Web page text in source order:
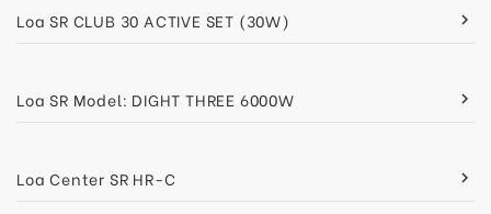
Loa SR CLUB 30 ACTIVE SET (30W) keyboard_arrow_right
Loa SR Model: DIGHT THREE 6000W keyboard_arrow_right
Loa Center SR HR-C keyboard_arrow_right